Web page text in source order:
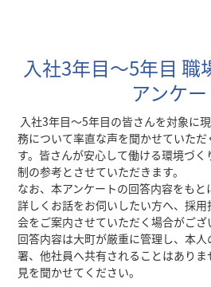
入社3年目～5年目 職
アンケ
入社3年目～5年目の皆さんを対象に
務について率直な声を聞かせていた
す。皆さんが安心して働ける環境づ
制の参考とさせていただきます。
なお、本アンケートの回答内容をもと
詳しくお話をお伺いしたい方へ、採
会をご案内させていただく場合がござ
回答内容は大町が厳重に管理し、本
署、他社員へ共有されることはあり
見を聞かせてください。